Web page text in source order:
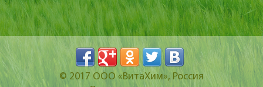
© 2017 ООО «ВитаХим», Россия